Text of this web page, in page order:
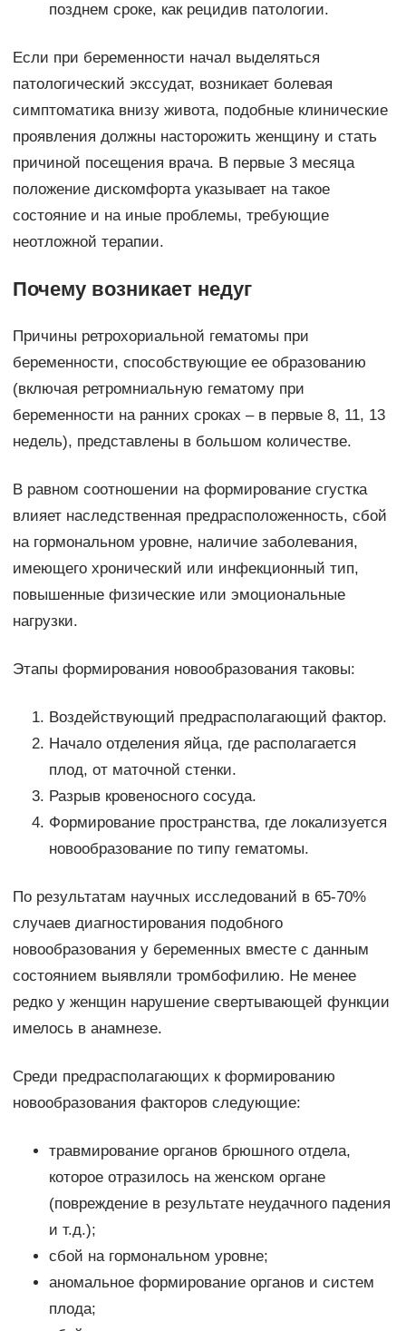
позднем сроке, как рецидив патологии.
Если при беременности начал выделяться
патологический экссудат, возникает болевая
симптоматика внизу живота, подобные клинические
проявления должны насторожить женщину и стать
причиной посещения врача. В первые 3 месяца
положение дискомфорта указывает на такое
состояние и на иные проблемы, требующие
неотложной терапии.
Почему возникает недуг
Причины ретрохориальной гематомы при
беременности, способствующие ее образованию
(включая ретромниальную гематому при
беременности на ранних сроках – в первые 8, 11, 13
недель), представлены в большом количестве.
В равном соотношении на формирование сгустка
влияет наследственная предрасположенность, сбой
на гормональном уровне, наличие заболевания,
имеющего хронический или инфекционный тип,
повышенные физические или эмоциональные
нагрузки.
Этапы формирования новообразования таковы:
Воздействующий предрасполагающий фактор.
Начало отделения яйца, где располагается
плод, от маточной стенки.
Разрыв кровеносного сосуда.
Формирование пространства, где локализуется
новообразование по типу гематомы.
По результатам научных исследований в 65-70%
случаев диагностирования подобного
новообразования у беременных вместе с данным
состоянием выявляли тромбофилию. Не менее
редко у женщин нарушение свертывающей функции
имелось в анамнезе.
Среди предрасполагающих к формированию
новообразования факторов следующие:
травмирование органов брюшного отдела,
которое отразилось на женском органе
(повреждение в результате неудачного падения
и т.д.);
сбой на гормональном уровне;
аномальное формирование органов и систем
плода;